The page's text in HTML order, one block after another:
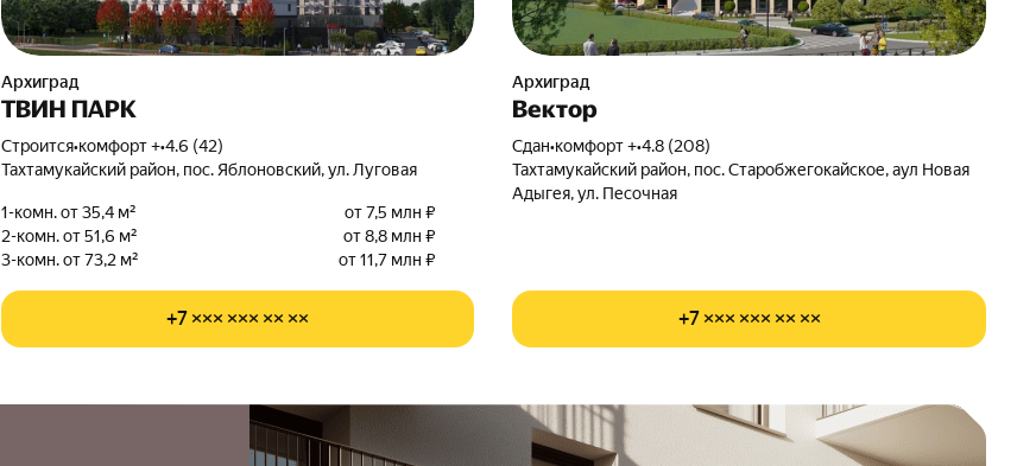
Архиград
ТВИН ПАРК
Строится•комфорт +•4.6 (42)
Тахтамукайский район, пос. Яблоновский, ул. Луговая
1-комн. от 35,4 м²
от 7,5 млн ₽
2-комн. от 51,6 м²
от 8,8 млн ₽
3-комн. от 73,2 м²
от 11,7 млн ₽
+7 ××× ××× ×× ××
Архиград
Вектор
Сдан•комфорт +•4.8 (208)
Тахтамукайский район, пос. Старобжегокайское, аул Новая
Адыгея, ул. Песочная
+7 ××× ××× ×× ××